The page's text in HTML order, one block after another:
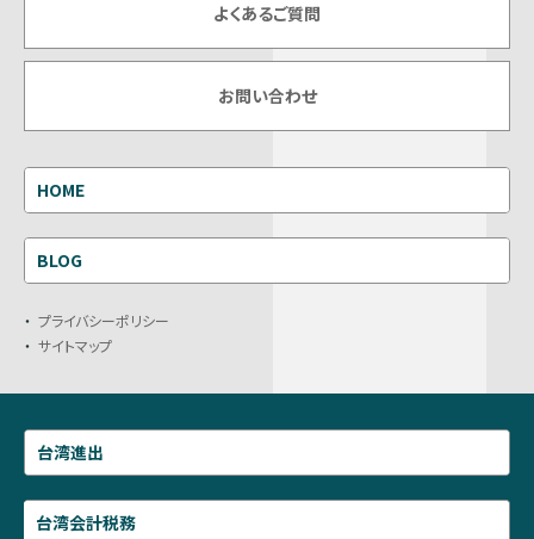
よくあるご質問
お問い合わせ
HOME
BLOG
プライバシーポリシー
サイトマップ
台湾進出
台湾会計税務